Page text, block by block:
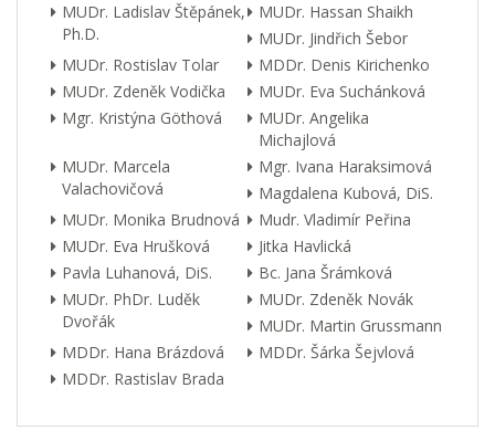
MUDr. Ladislav Štěpánek,
Ph.D.
MUDr. Hassan Shaikh
MUDr. Jindřich Šebor
MUDr. Rostislav Tolar
MDDr. Denis Kirichenko
MUDr. Zdeněk Vodička
MUDr. Eva Suchánková
Mgr. Kristýna Göthová
MUDr. Angelika
Michajlová
MUDr. Marcela
Valachovičová
Mgr. Ivana Haraksimová
Magdalena Kubová, DiS.
MUDr. Monika Brudnová
Mudr. Vladimír Peřina
MUDr. Eva Hrušková
Jitka Havlická
Pavla Luhanová, DiS.
Bc. Jana Šrámková
MUDr. PhDr. Luděk
Dvořák
MUDr. Zdeněk Novák
MUDr. Martin Grussmann
MDDr. Hana Brázdová
MDDr. Šárka Šejvlová
MDDr. Rastislav Brada